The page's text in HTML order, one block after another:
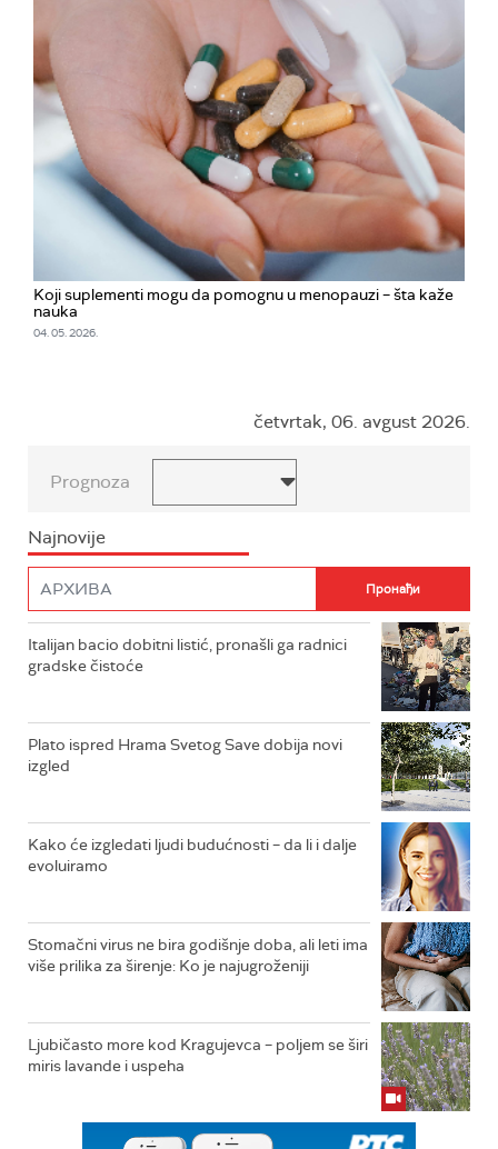
Koji suplementi mogu da pomognu u menopauzi – šta kaže
nauka
04. 05. 2026.
četvrtak, 06. avgust 2026.
Prognoza
Najnovije
Italijan bacio dobitni listić, pronašli ga radnici
gradske čistoće
Plato ispred Hrama Svetog Save dobija novi
izgled
Kako će izgledati ljudi budućnosti – da li i dalje
evoluiramo
Stomačni virus ne bira godišnje doba, ali leti ima
više prilika za širenje: Ko je najugroženiji
Ljubičasto more kod Kragujevca – poljem se širi
miris lavande i uspeha